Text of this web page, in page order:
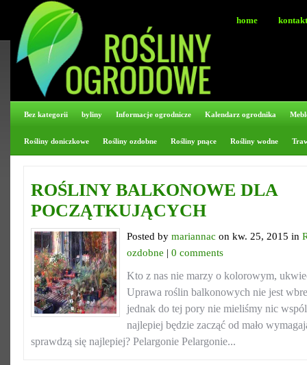
home kontakt
Bez kategorii byliny Informacje ogrodnicze Kalendarz ogrodnika
Rośliny doniczkowe Rośliny ozdobne Rośliny pnące Rośliny wodne
ROŚLINY BALKONOWE DLA
POCZĄTKUJĄCYCH
Posted by mariannac on kw. 25, 2015 in
ozdobne | 0 comments
Kto z nas nie marzy o kolorowym,
Uprawa roślin balkonowych nie jest
jednak do tej pory nie mieliśmy nic
najlepiej będzie zacząć od mało
sprawdzą się najlepiej? Pelargonie Pelargonie...